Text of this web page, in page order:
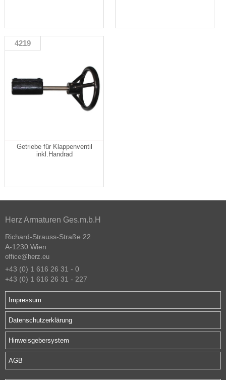
4219
Getriebe für Klappenventil
inkl.Handrad
Herz Armaturen Ges.m.b.H
Richard-Strauss-Straße 22
A-1230 Wien
office@herz.eu
+43 (0) 1 616 26 31 - 0
+43 (0) 1 616 26 31 - 227
Impressum
Datenschutzerklärung
Hinweisgebersystem
AGB